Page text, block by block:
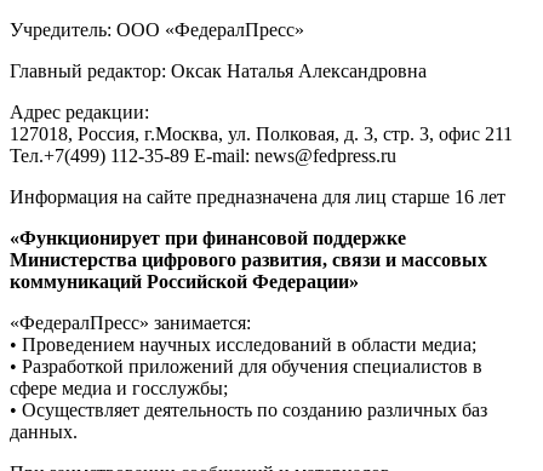
Учредитель: ООО «ФедералПресс»
Главный редактор: Оксак Наталья Александровна
Адрес редакции:
127018, Россия, г.Москва, ул. Полковая, д. 3, стр. 3, офис 211
Тел.+7(499) 112-35-89 E-mail: news@fedpress.ru
Информация на сайте предназначена для лиц старше 16 лет
«Функционирует при финансовой поддержке
Министерства цифрового развития, связи и массовых
коммуникаций Российской Федерации»
«ФедералПресс» занимается:
• Проведением научных исследований в области медиа;
• Разработкой приложений для обучения специалистов в
сфере медиа и госслужбы;
• Осуществляет деятельность по созданию различных баз
данных.